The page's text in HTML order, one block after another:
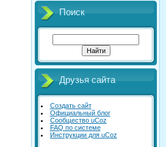
Поиск
Друзья сайта
Создать сайт
Официальный блог
Сообщество uCoz
FAQ по системе
Инструкции для uCoz